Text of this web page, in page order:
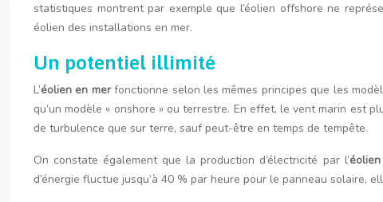
statistiques montrent par exemple que l’éolien offshore ne
éolien des installations en mer.
Un potentiel illimité
L’éolien en merfonctionne selon les mêmes principes que les
qu’un modèle « onshore » ou terrestre. En effet, le vent marin est
de turbulence que sur terre, sauf peut-être en temps de tempête.
On constate également que la production d’électricité par l’
d’énergie fluctue jusqu’à 40 % par heure pour le panneau solaire,